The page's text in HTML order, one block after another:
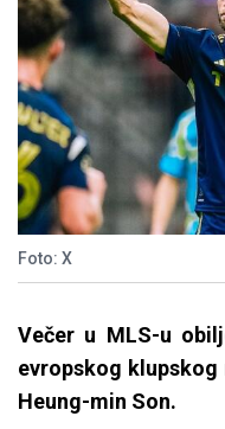
Foto: X
Večer u MLS-u
evropskog
Heung-min Son.